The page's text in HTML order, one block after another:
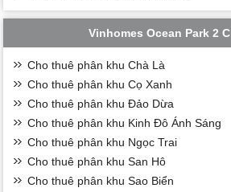
Vinhomes Ocean Park 2
Cho thuê phân khu Chà Là
Cho thuê phân khu Cọ Xanh
Cho thuê phân khu Đảo Dừa
Cho thuê phân khu Kinh Đô Ánh Sáng
Cho thuê phân khu Ngọc Trai
Cho thuê phân khu San Hô
Cho thuê phân khu Sao Biển